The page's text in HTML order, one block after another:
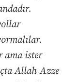
ama ister
Allah Azze